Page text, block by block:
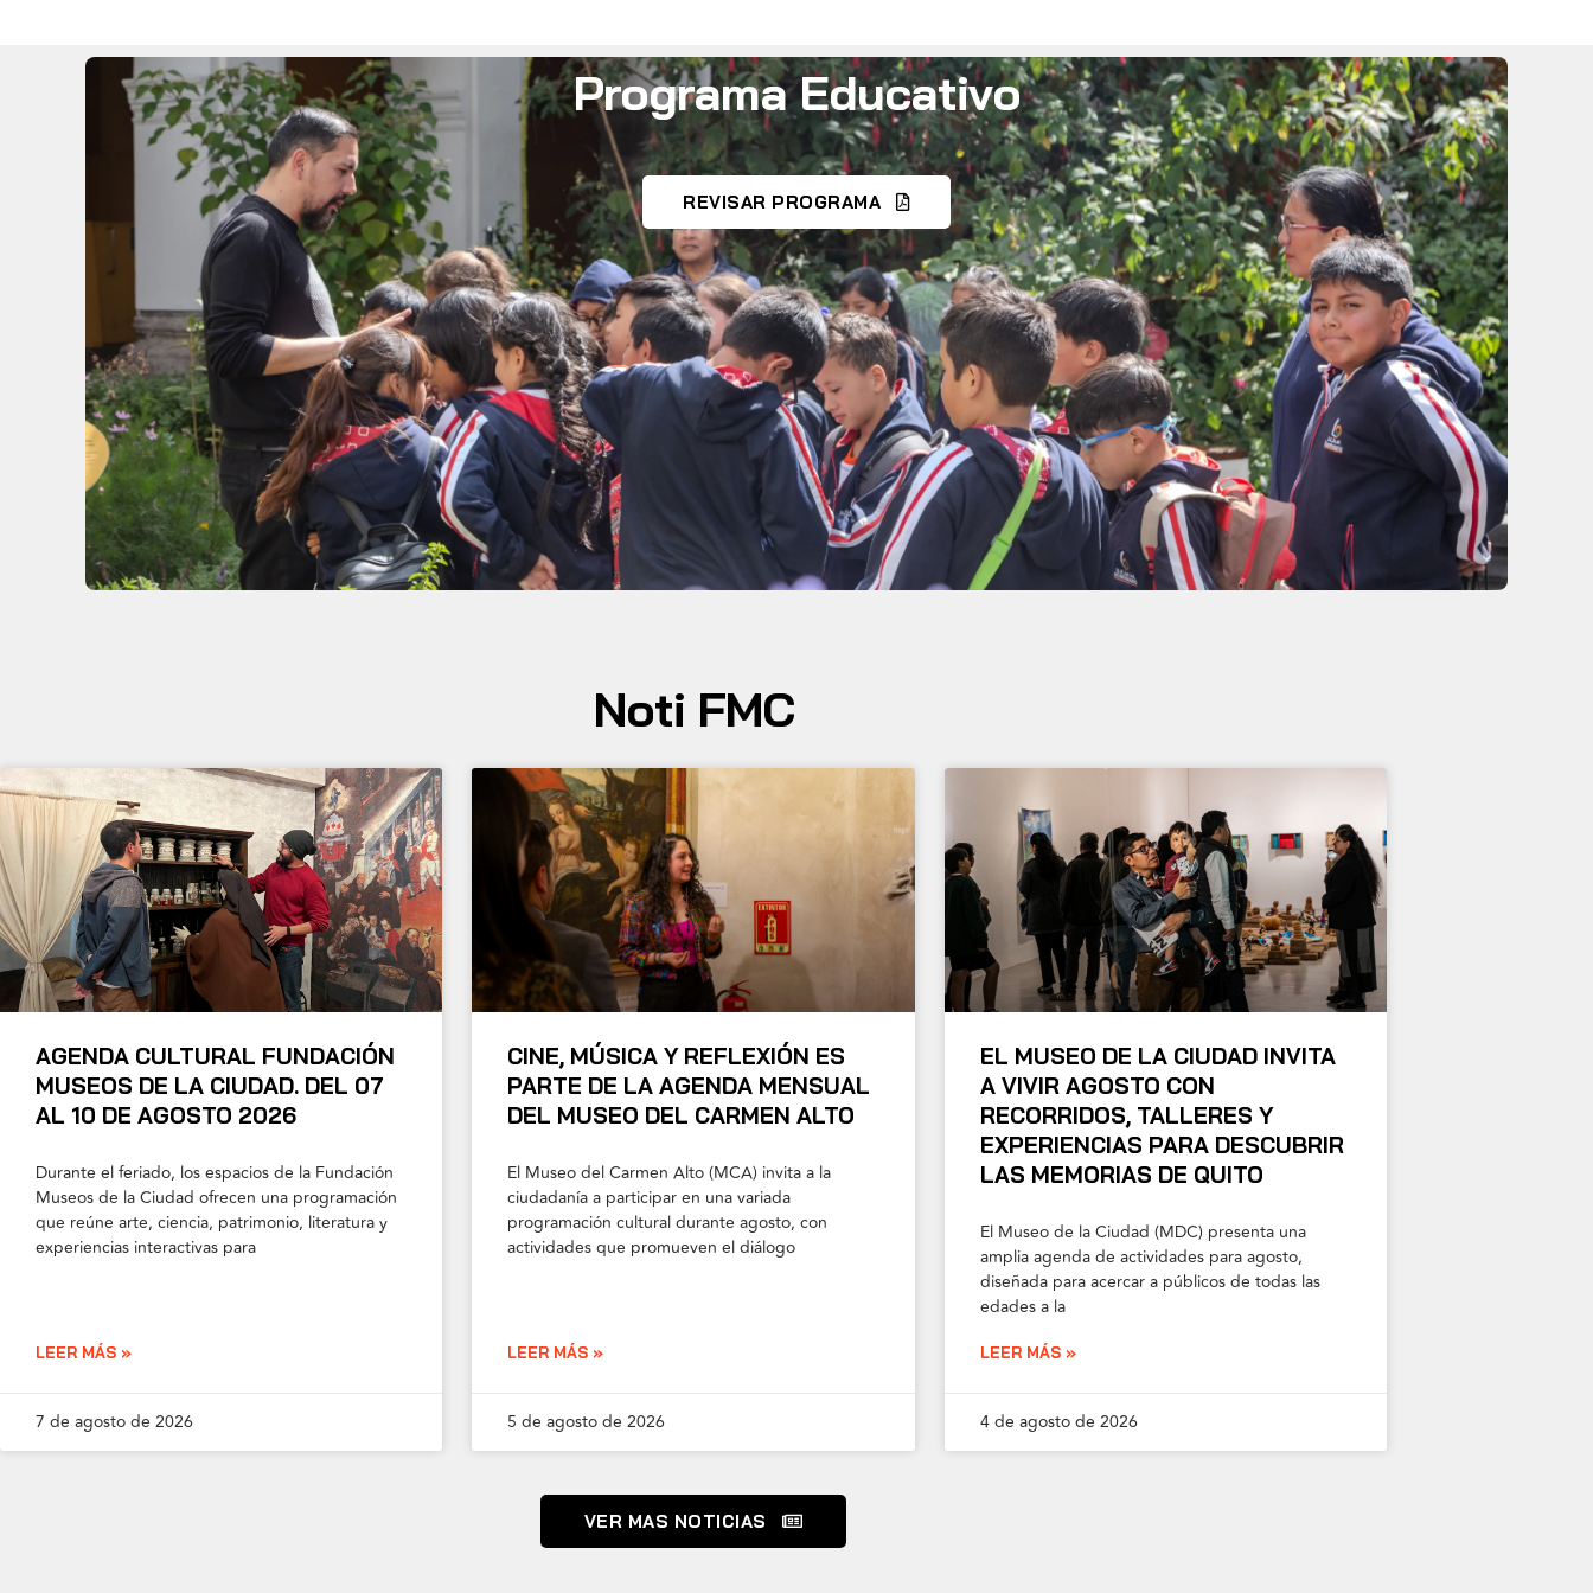
Programa Educativo
REVISAR PROGRAMA
Noti FMC
AGENDA CULTURAL FUNDACIÓN
MUSEOS DE LA CIUDAD. DEL 07
AL 10 DE AGOSTO 2026
Durante el feriado, los espacios de la Fundación
Museos de la Ciudad ofrecen una programación
que reúne arte, ciencia, patrimonio, literatura y
experiencias interactivas para
LEER MÁS »
7 de agosto de 2026
CINE, MÚSICA Y REFLEXIÓN ES
PARTE DE LA AGENDA MENSUAL
DEL MUSEO DEL CARMEN ALTO
El Museo del Carmen Alto (MCA) invita a la
ciudadanía a participar en una variada
programación cultural durante agosto, con
actividades que promueven el diálogo
LEER MÁS »
5 de agosto de 2026
EL MUSEO DE LA CIUDAD INVITA
A VIVIR AGOSTO CON
RECORRIDOS, TALLERES Y
EXPERIENCIAS PARA DESCUBRIR
LAS MEMORIAS DE QUITO
El Museo de la Ciudad (MDC) presenta una
amplia agenda de actividades para agosto,
diseñada para acercar a públicos de todas las
edades a la
LEER MÁS »
4 de agosto de 2026
VER MAS NOTICIAS